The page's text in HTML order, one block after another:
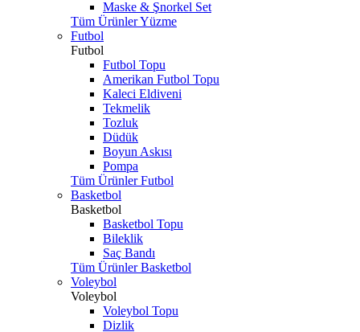
Maske & Şnorkel Set
Tüm Ürünler Yüzme
Futbol
Futbol
Futbol Topu
Amerikan Futbol Topu
Kaleci Eldiveni
Tekmelik
Tozluk
Düdük
Boyun Askısı
Pompa
Tüm Ürünler Futbol
Basketbol
Basketbol
Basketbol Topu
Bileklik
Saç Bandı
Tüm Ürünler Basketbol
Voleybol
Voleybol
Voleybol Topu
Dizlik